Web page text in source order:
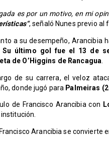
es por un motivo, en mi
, señaló Nunes previo al
a su desempeño, Arancibia
Su último gol fue el 13 de
de O’Higgins de Rancagua
de su carrera, el veloz
donde jugó para Palmeiras
de Francisco Arancibia con
Francisco Arancibia se convierte